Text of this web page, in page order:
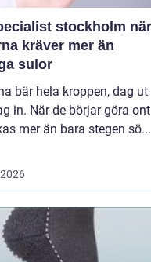
stockholm när
kräver mer än
sulor
bär hela kroppen, dag ut
in. När de börjar göra ont
påverkas mer än bara stegen sö...